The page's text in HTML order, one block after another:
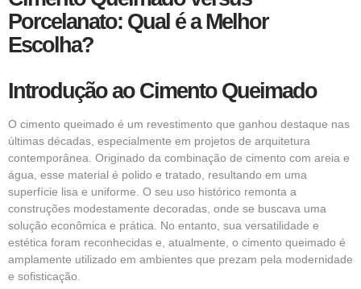
Porcelanato: Qual é a Melhor
Escolha?
Introdução ao Cimento Queimado
O cimento queimado é um revestimento que ganhou destaque nas
últimas décadas, especialmente em projetos de arquitetura
contemporânea. Originado da combinação de cimento com areia e
água, esse material é polido e tratado, resultando em uma
superfície lisa e uniforme. O seu uso histórico remonta a
construções modestamente decoradas, onde se buscava uma
solução econômica e prática. No entanto, sua versatilidade e
estética foram reconhecidas e, atualmente, o cimento queimado é
amplamente utilizado em ambientes que prezam pela modernidade
e sofisticação.